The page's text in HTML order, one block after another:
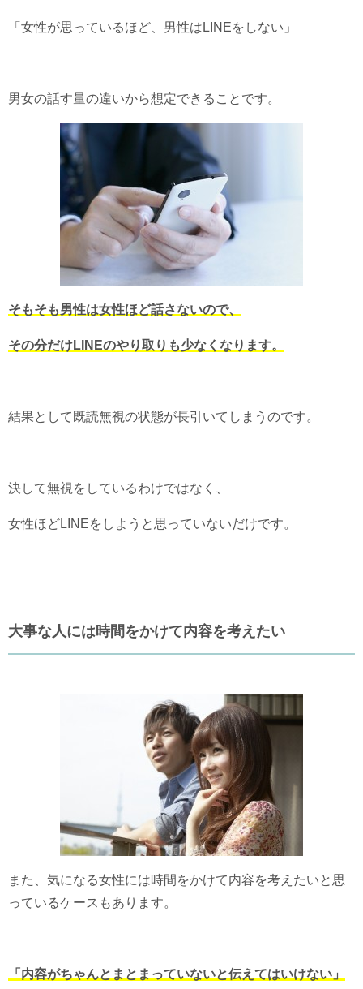
「女性が思っているほど、男性はLINEをしない」
男女の話す量の違いから想定できることです。
そもそも男性は女性ほど話さないので、
その分だけLINEのやり取りも少なくなります。
結果として既読無視の状態が長引いてしまうのです。
決して無視をしているわけではなく、
女性ほどLINEをしようと思っていないだけです。
大事な人には時間をかけて内容を考えたい
また、気になる女性には時間をかけて内容を考えたいと思
っているケースもあります。
「内容がちゃんとまとまっていないと伝えてはいけない」